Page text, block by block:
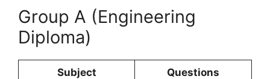
Group A (Engineering
Diploma)
Subject Questions